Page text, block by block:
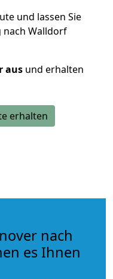
und lassen Sie
nach Walldorf
aus und erhalten
erhalten
nach
es Ihnen